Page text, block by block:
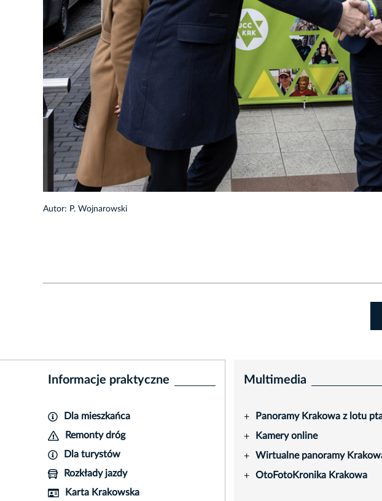
Autor: P. Wojnarowski
Informacje praktyczne
Dla mieszkańca
Remonty dróg
Dla turystów
Rozkłady jazdy
Karta Krakowska
Multimedia
+ Panoramy Krakowa z lotu
+ Kamery online
+ Wirtualne panoramy
+ OtoFotoKronika Krakowa